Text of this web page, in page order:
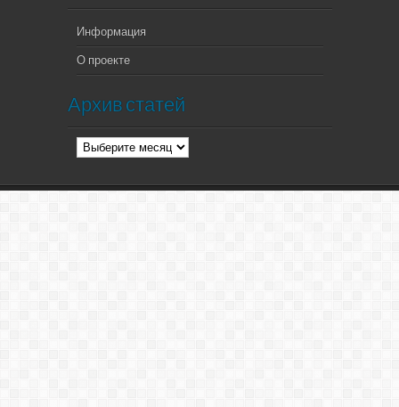
Информация
О проекте
Архив статей
Архив
статей